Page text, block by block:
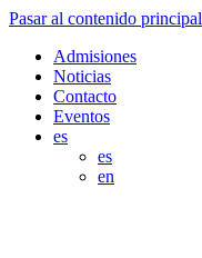
Pasar al contenido principal
Admisiones
Noticias
Contacto
Eventos
es
es
en